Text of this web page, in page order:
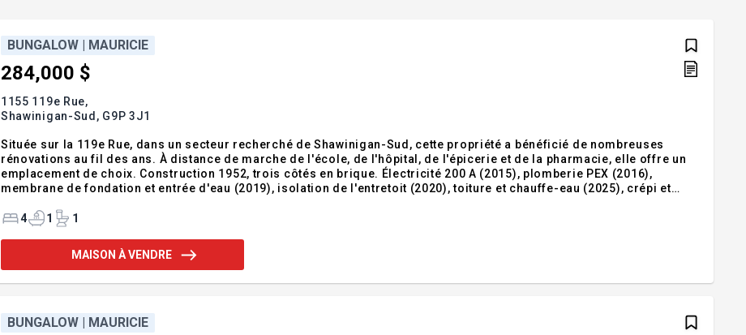
BUNGALOW | MAURICIE
284,000 $
1155 119e Rue,
Shawinigan-Sud, G9P 3J1
Située sur la 119e Rue, dans un secteur recherché de Shawinigan-Sud, cette propriété a bénéficié de nombreuses
rénovations au fil des ans. À distance de marche de l'école, de l'hôpital, de l'épicerie et de la pharmacie, elle offre un
emplacement de choix. Construction 1952, trois côtés en brique. Électricité 200 A (2015), plomberie PEX (2016),
membrane de fondation et entrée d'eau (2019), isolation de l'entretoit (2020), toiture et chauffe-eau (2025), crépi et
:Inclu
4 1 1
MAISON À VENDRE
BUNGALOW | MAURICIE